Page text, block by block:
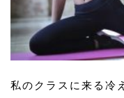
私のクラスに来る冷